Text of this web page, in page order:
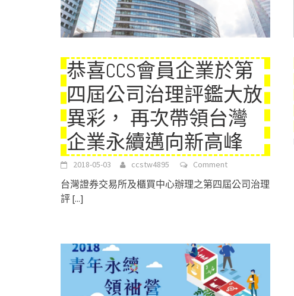
恭喜CCS會員企業於第
四屆公司治理評鑑大放
異彩， 再次帶領台灣
企業永續邁向新高峰
2018-05-03 ccstw4895 Comment
台灣證券交易所及櫃買中心辦理之第四屆公司治理
評 [...]